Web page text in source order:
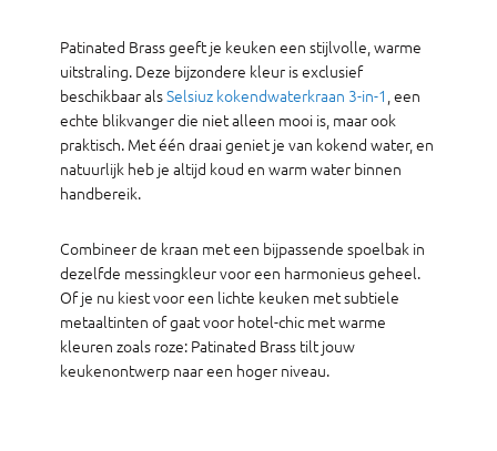
Patinated Brass geeft je keuken een stijlvolle, warme
uitstraling. Deze bijzondere kleur is exclusief
beschikbaar alsSelsiuz kokendwaterkraan 3-in-1 , een
echte blikvanger die niet alleen mooi is, maar ook
praktisch. Met één draai geniet je van kokend water, en
natuurlijk heb je altijd koud en warm water binnen
handbereik.
Combineer de kraan met een bijpassende spoelbak in
dezelfde messingkleur voor een harmonieus geheel.
Of je nu kiest voor een lichte keuken met subtiele
metaaltinten of gaat voor hotel-chic met warme
kleuren zoals roze: Patinated Brass tilt jouw
keukenontwerp naar een hoger niveau.